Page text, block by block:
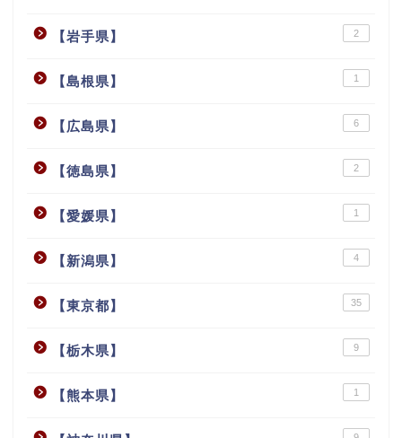
【岩手県】 2
【島根県】 1
【広島県】 6
【徳島県】 2
【愛媛県】 1
【新潟県】 4
【東京都】 35
【栃木県】 9
【熊本県】 1